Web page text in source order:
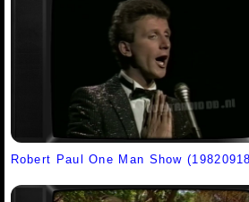
Robert Paul One Man Show